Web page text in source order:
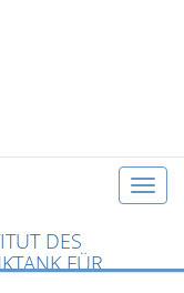
T
g
DES
FÜR